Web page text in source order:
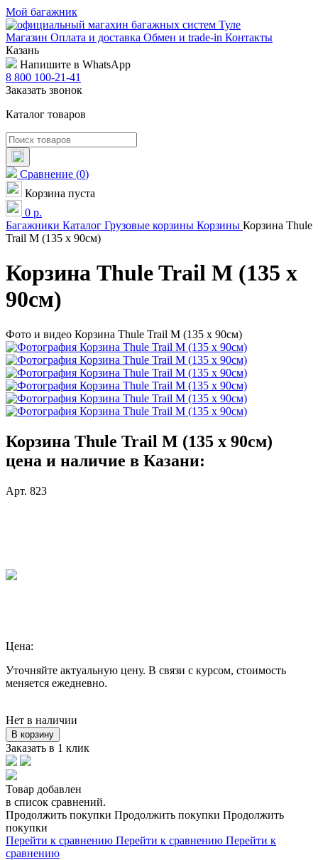
Мой багажник
Магазин Оплата и доставка Обмен и trade-in Контакты
Казань
Напишите в WhatsApp
8 800 100-21-41
Заказать звонок
Каталог товаров
Сравнение (0)
Корзина пуста
0 р.
Багажники Каталог Грузовые корзины Корзины Корзина Thule
Trail M (135 х 90см)
Корзина Thule Trail M (135 х
90см)
Фото и видео Корзина Thule Trail M (135 х 90см)
Корзина Thule Trail M (135 х 90см)
цена и наличие в Казани:
Арт. 823
Цена:
Уточняйте актуальную цену. В связи с курсом, стоимость
меняется ежедневно.
Нет в наличии
В корзину
Заказать в 1 клик
Товар добавлен
в список сравнений.
Продолжить покупки Продолжить покупки Продолжить
покупки
Перейти к сравнению Перейти к сравнению Перейти к
сравнению